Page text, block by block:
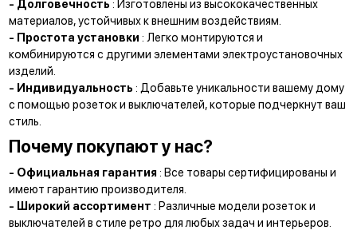
- Долговечность : Изготовлены из высококачественных
материалов, устойчивых к внешним воздействиям.
- Простота установки : Легко монтируются и
комбинируются с другими элементами электроустановочных
изделий.
- Индивидуальность : Добавьте уникальности вашему дому
с помощью розеток и выключателей, которые подчеркнут ваш
стиль.
Почему покупают у нас?
- Официальная гарантия : Все товары сертифицированы и
имеют гарантию производителя.
- Широкий ассортимент : Различные модели розеток и
выключателей в стиле ретро для любых задач и интерьеров.